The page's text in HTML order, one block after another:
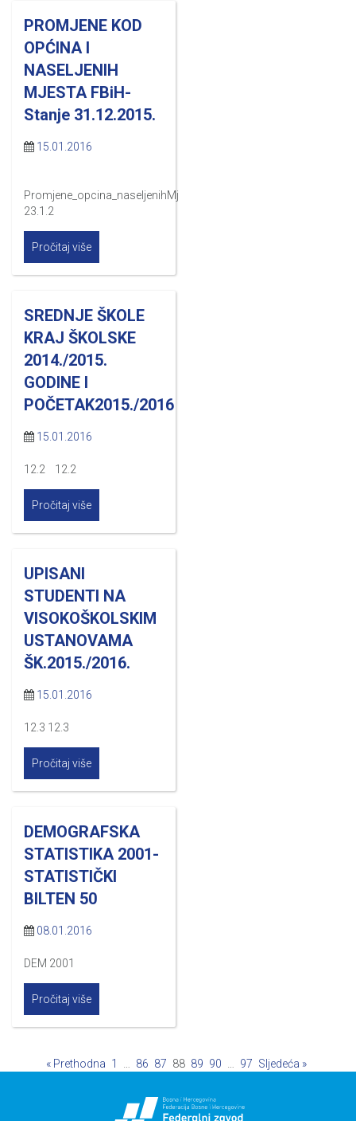
PROMJENE KOD
OPĆINA I
NASELJENIH
MJESTA FBiH-
Stanje 31.12.2015.
15.01.2016
Promjene_opcina_naseljenihMj
23.1.2
Pročitaj više
SREDNJE ŠKOLE
KRAJ ŠKOLSKE
2014./2015.
GODINE I
POČETAK2015./2016
15.01.2016
12.2 12.2
Pročitaj više
UPISANI
STUDENTI NA
VISOKOŠKOLSKIM
USTANOVAMA
ŠK.2015./2016.
15.01.2016
12.3 12.3
Pročitaj više
DEMOGRAFSKA
STATISTIKA 2001-
STATISTIČKI
BILTEN 50
08.01.2016
DEM 2001
Pročitaj više
« Prethodna 1 86 87 88 89 90 97 Sljedeća »